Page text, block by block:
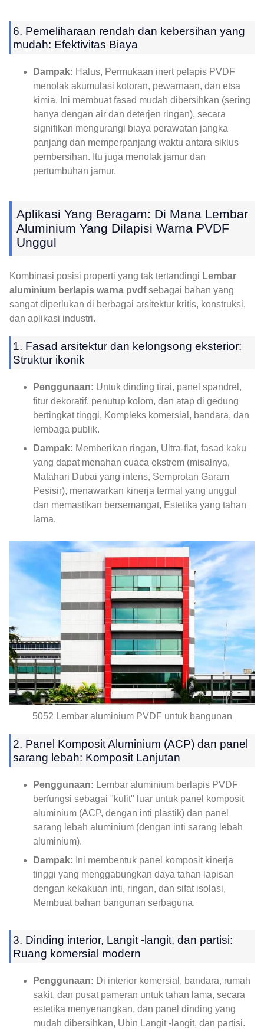
6. Pemeliharaan rendah dan kebersihan yang
mudah: Efektivitas Biaya
Dampak: Halus, Permukaan inert pelapis PVDF
menolak akumulasi kotoran, pewarnaan, dan etsa
kimia. Ini membuat fasad mudah dibersihkan (sering
hanya dengan air dan deterjen ringan), secara
signifikan mengurangi biaya perawatan jangka
panjang dan memperpanjang waktu antara siklus
pembersihan. Itu juga menolak jamur dan
pertumbuhan jamur.
Aplikasi Yang Beragam: Di Mana Lembar
Aluminium Yang Dilapisi Warna PVDF
Unggul
Kombinasi posisi properti yang tak tertandingi Lembar
aluminium berlapis warna pvdfsebagai bahan yang
sangat diperlukan di berbagai arsitektur kritis, konstruksi,
dan aplikasi industri.
1. Fasad arsitektur dan kelongsong eksterior:
Struktur ikonik
Penggunaan: Untuk dinding tirai, panel spandrel,
fitur dekoratif, penutup kolom, dan atap di gedung
bertingkat tinggi, Kompleks komersial, bandara, dan
lembaga publik.
Dampak: Memberikan ringan, Ultra-flat, fasad kaku
yang dapat menahan cuaca ekstrem (misalnya,
Matahari Dubai yang intens, Semprotan Garam
Pesisir), menawarkan kinerja termal yang unggul
dan memastikan bersemangat, Estetika yang tahan
lama.
5052 Lembar aluminium PVDF untuk bangunan
2. Panel Komposit Aluminium (ACP) dan panel
sarang lebah: Komposit Lanjutan
Penggunaan: Lembar aluminium berlapis PVDF
berfungsi sebagai "kulit" luar untuk panel komposit
aluminium (ACP, dengan inti plastik) dan panel
sarang lebah aluminium (dengan inti sarang lebah
aluminium).
Dampak: Ini membentuk panel komposit kinerja
tinggi yang menggabungkan daya tahan lapisan
dengan kekakuan inti, ringan, dan sifat isolasi,
Membuat bahan bangunan serbaguna.
3. Dinding interior, Langit -langit, dan partisi:
Ruang komersial modern
Penggunaan: Di interior komersial, bandara, rumah
sakit, dan pusat pameran untuk tahan lama, secara
estetika menyenangkan, dan panel dinding yang
mudah dibersihkan, Ubin Langit -langit, dan partisi.